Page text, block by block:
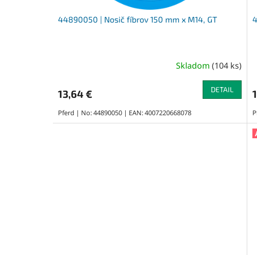
44890050 | Nosič fíbrov 150 mm x M14, GT
Skladom(104 ks)
13,64 € DETAIL
Pferd | No: 44890050 | EAN: 4007220668078